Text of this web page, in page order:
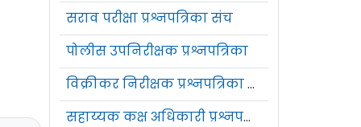
सराव परीक्षा प्रश्नपत्रिका संच
पोलीस उपनिरीक्षक प्रश्नपत्रिका
विक्रीकर निरीक्षक प्रश्नपत्रिका संच
सहाय्यक कक्ष अधिकारी प्रश्नपत्रिका संच